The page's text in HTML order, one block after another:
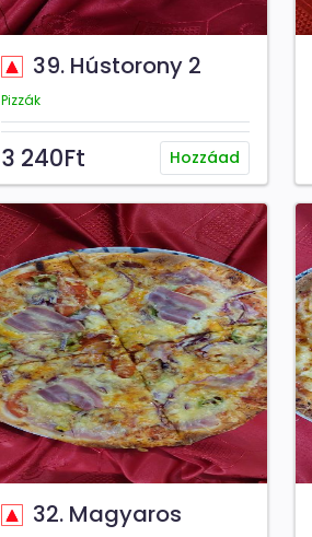
39. Hústorony 2
Pizzák
3 240Ft Hozzáad
32. Magyaros